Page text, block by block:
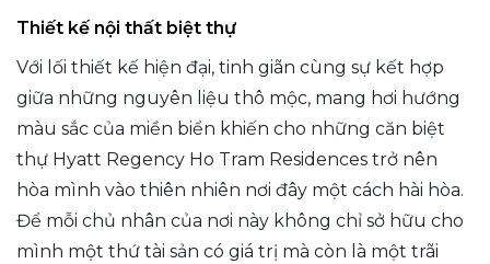
Thiết kế nội thất biệt thự
Với lối thiết kế hiện đại, tinh giãn cùng sự kết hợp
giữa những nguyên liệu thô mộc, mang hơi hướng
màu sắc của miền biển khiến cho những căn biệt
thự Hyatt Regency Ho Tram Residences trở nên
hòa mình vào thiên nhiên nơi đây một cách hài hòa.
Để mỗi chủ nhân của nơi này không chỉ sở hữu cho
mình một thứ tài sản có giá trị mà còn là một trãi